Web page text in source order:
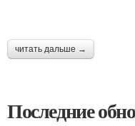
читать дальше →
Последние